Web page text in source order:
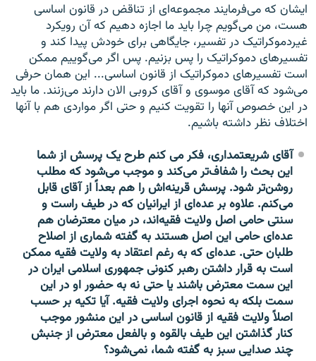
ایشان که می‌فرمایند مجموعه‌ای از تناقض در قانون اساسی
هست، من می‌گویم چرا باید ما اجازه دهیم که آن رویکرد
غیردموکراتیک در تفسیر، جایگاهی برای خودش پیدا کند و
تفسیرهای دموکراتیک را پس بزنیم. پس اگر می‌گوییم ممکن
است تفسیرهای دموکراتیک از قانون اساسی... این همان حرفی
می‌شود که آقای موسوی و آقای کروبی الان دارند می‌زنند. ما باید
در این خصوص آنها را تقویت کنیم و حتی اگر مواردی هم با آنها
اختلاف نظر داشته باشیم.
آقای شریعتمداری، فکر می کنم طرح یک پرسش از شما
این بحث را شفاف‌تر می‌کند و موجب می‌شود که مطلب
روشن‌تر شود. پرسش قرینه‌اش را هم بعداً از آقای قابل
می‌کنم. علاوه بر عده‌ای از ایرانیان که در طیف راست و
سنتی حامی اصل ولایت فقیه‌اند، در میان معترضان هم
عده‌ای حامی این اصل هستند به گفته شماری از اصلاح‌
طلبان حتی. عده‌ای که به رغم اعتقاد به ولایت فقیه ممکن
است به قرار داشتن رهبر کنونی جمهوری اسلامی ایران در
این سمت معترض باشند یا حتی نه به حضور او در این
سمت بلکه به نحوه اجرای ولایت فقیه. آیا تکیه بر حسب
اصلاً ولایت فقیه از قانون اساسی در این منشور موجب
کنار گذاشتن این طیف بالقوه و بالفعل معترض از جنبش
چند صدایی سبز به گفته شما، نمی‌شود؟